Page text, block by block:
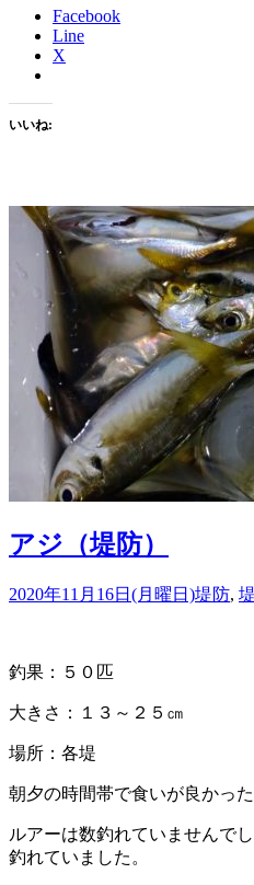
Facebook
Line
X
いいね:
アジ（堤防）
2020年11月16日(月曜日)堤防,
釣果：５０匹
大きさ：１３～２５㎝
場所：各堤
朝夕の時間帯で食いが良かった
ルアーは数釣れていませんで
釣れていました。